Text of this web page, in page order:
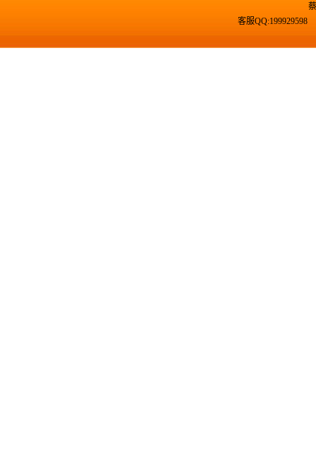
客服